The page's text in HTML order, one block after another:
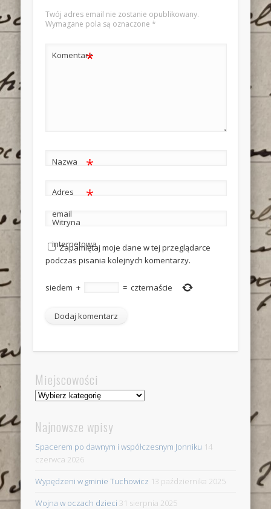
Twój adres email nie zostanie opublikowany.
Wymagane pola są oznaczone *
Komentarz
*
Nazwa *
Adres
email
*
Witryna
internetowa
Zapamiętaj moje dane w tej przeglądarce
podczas pisania kolejnych komentarzy.
siedem + = czternaście
Miejscowości
Miejscowości
Najnowsze wpisy
Spacerem po dawnym i współczesnym Jonniku 14
czerwca 2026
Wypędzeni w gminie Tuchowicz 13 października 2025
Wojna w oczach dzieci 31 sierpnia 2025